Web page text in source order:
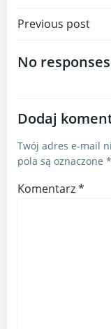
wpisu
Previous post
No
Dodaj
Twój adres e-mail
pola są oznaczone *
Komentarz*